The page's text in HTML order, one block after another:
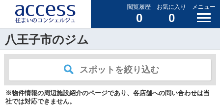
閲覧履歴
0
お気に入り
0
メニュー
八王子市のジム
スポットを絞り込む
※物件情報の周辺施設紹介のページであり、各店舗への問い合わせは当
社では対応できません。